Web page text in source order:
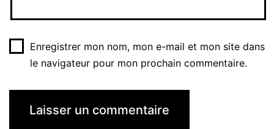
Enregistrer mon nom, mon e-mail et mon site dans
le navigateur pour mon prochain commentaire.